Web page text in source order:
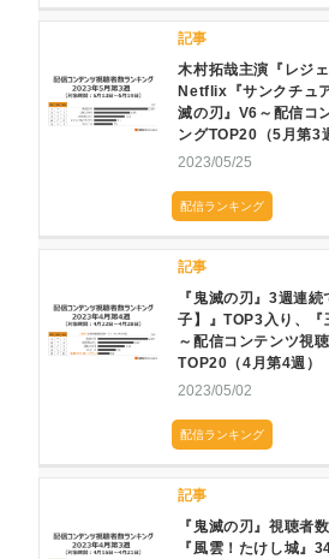
記事
木村拓哉主演『レジ
Netflix『サンクチュ
滅の刃』V6～配信コ
ングTOP20（5月第3
2023/05/25
配信ランキング
記事
『鬼滅の刃』3週連
子】』TOP3入り、
～配信コンテンツ視
TOP20（4月第4週）
2023/05/02
配信ランキング
記事
『鬼滅の刃』視聴者
『風雲！たけし城』